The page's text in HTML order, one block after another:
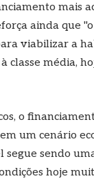
mais
ainda que
viabilizar a
classe média,
o
em um cenário
sendo
hoje